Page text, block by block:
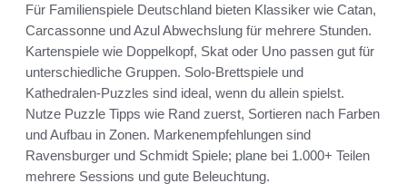
Für Familienspiele Deutschland bieten Klassiker wie Catan,
Carcassonne und Azul Abwechslung für mehrere Stunden.
Kartenspiele wie Doppelkopf, Skat oder Uno passen gut für
unterschiedliche Gruppen. Solo-Brettspiele und
Kathedralen-Puzzles sind ideal, wenn du allein spielst.
Nutze Puzzle Tipps wie Rand zuerst, Sortieren nach Farben
und Aufbau in Zonen. Markenempfehlungen sind
Ravensburger und Schmidt Spiele; plane bei 1.000+ Teilen
mehrere Sessions und gute Beleuchtung.